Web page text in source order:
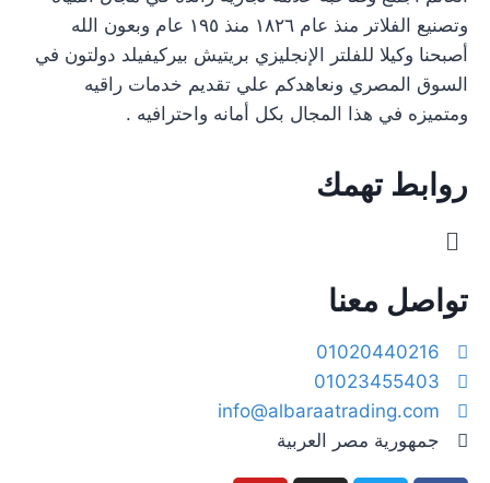
وتصنيع الفلاتر منذ عام ١٨٢٦ منذ ١٩٥ عام وبعون الله
أصبحنا وكيلا للفلتر الإنجليزي بريتيش بيركيفيلد دولتون في
السوق المصري ونعاهدكم علي تقديم خدمات راقيه
ومتميزه في هذا المجال بكل أمانه واحترافيه .
روابط تهمك
تواصل معنا
01020440216
01023455403
info@albaraatrading.com
جمهورية مصر العربية